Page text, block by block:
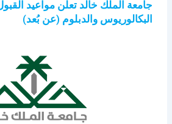
جامعة الملك خالد تعلن مواعيد
البكالوريوس والدبلوم (عن بُعد)